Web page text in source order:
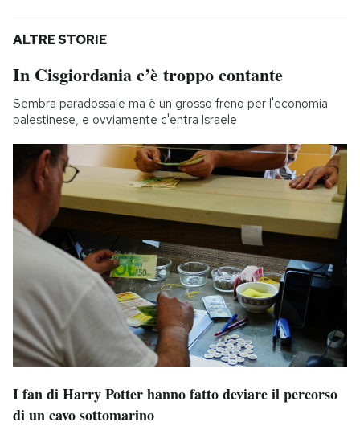
ALTRE STORIE
In Cisgiordania c’è troppo contante
Sembra paradossale ma è un grosso freno per l'economia
palestinese, e ovviamente c'entra Israele
I fan di Harry Potter hanno fatto deviare il percorso
di un cavo sottomarino